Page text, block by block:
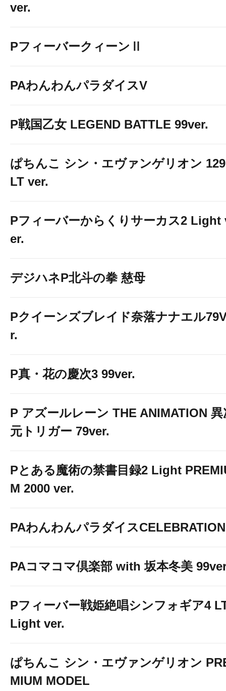
ver.
PフィーバークィーンⅡ
PAわんわんパラダイスV
P戦国乙女 LEGEND BATTLE 99ver.
ぱちんこ シン・エヴァンゲリオン 129
LT ver.
Pフィーバーからくりサーカス2 Light
er.
デジハネP北斗の拳 慈母
Pクイーンズブレイド奈落ナナエル
r.
P真・花の慶次3 99ver.
P アズールレーン THE ANIMATION 異
元トリガー 79ver.
Pとある魔術の禁書目録2 Light
M 2000 ver.
PAわんわんパラダイスCELEBRATION
PAコマコマ倶楽部 with 坂本冬美
Pフィーバー戦姫絶唱シンフォギア4
Light ver.
ぱちんこ シン・エヴァンゲリオン
MIUM MODEL